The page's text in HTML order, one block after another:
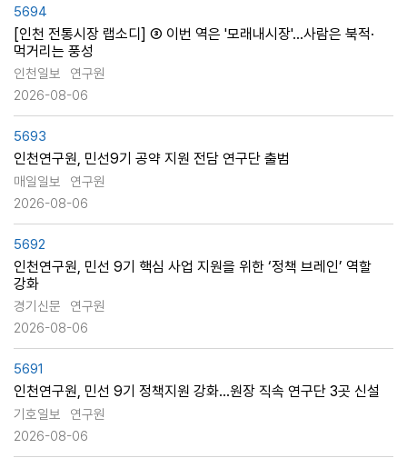
5694
[인천 전통시장 랩소디] ③ 이번 역은 '모래내시장'…사람은 북적·
먹거리는 풍성
인천일보
연구원
2026-08-06
5693
인천연구원, 민선9기 공약 지원 전담 연구단 출범
매일일보
연구원
2026-08-06
5692
인천연구원, 민선 9기 핵심 사업 지원을 위한 ‘정책 브레인’ 역할
강화
경기신문
연구원
2026-08-06
5691
인천연구원, 민선 9기 정책지원 강화…원장 직속 연구단 3곳 신설
기호일보
연구원
2026-08-06